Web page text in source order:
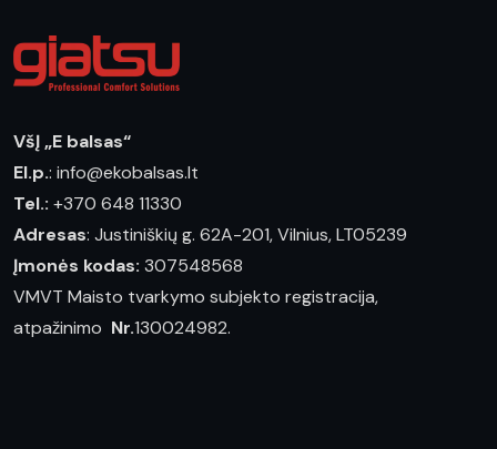
VšĮ „E balsas“
El.p.: info@ekobalsas.lt
Tel.: +370 648 11330
Adresas: Justiniškių g. 62A-201, Vilnius, LT05239
Įmonės kodas: 307548568
VMVT Maisto tvarkymo subjekto registracija,
atpažinimo Nr.130024982.